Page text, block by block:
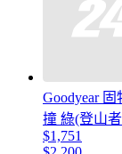
Goodyear
撞 綠(登山
$1,751